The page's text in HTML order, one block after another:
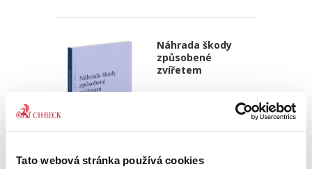
Tato webová stránka používá cookies
Náhrada škody
způsobené
zvířetem